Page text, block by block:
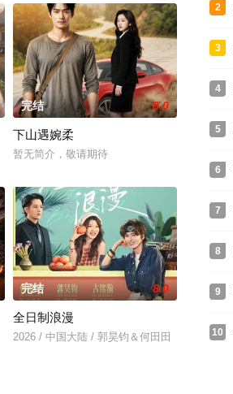
完结 8.0
下山遇婉柔
暂无简介，敬请期待
完结 8.0
全日制浪漫
2026 / 中国大陆 / 郭昊钧＆何田田
2
3
4
5
6
7
8
9
10